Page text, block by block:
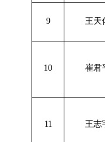
9 王天
10 崔君
11 王志